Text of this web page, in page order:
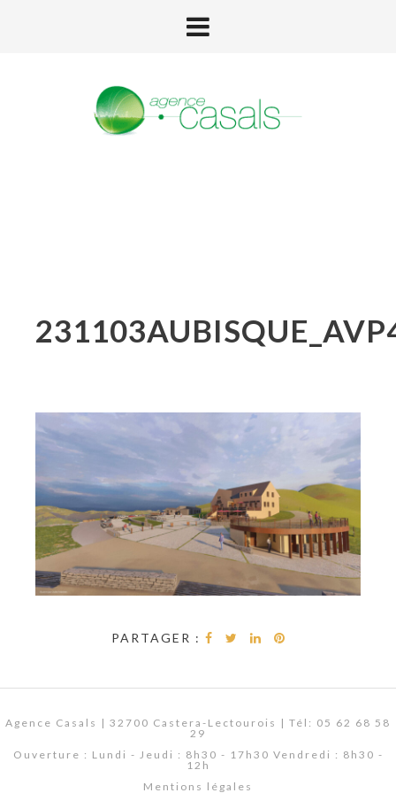
PARTAGER :
Agence Casals | 32700 Castera-Lectourois | Tél: 05 62 68 58
29
Ouverture : Lundi - Jeudi : 8h30 - 17h30 Vendredi : 8h30 -
12h
Mentions légales